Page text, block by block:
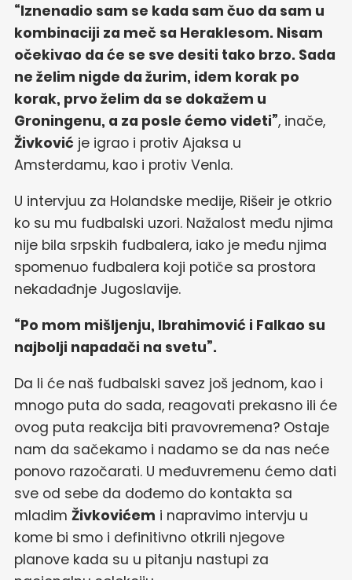
“Iznenadio sam se kada sam čuo da sam u
kombinaciji za meč sa Heraklesom. Nisam
očekivao da će se sve desiti tako brzo. Sada
ne želim nigde da žurim, idem korak po
korak, prvo želim da se dokažem u
Groningenu, a za posle ćemo videti”, inače,
Živković je igrao i protiv Ajaksa u
Amsterdamu, kao i protiv Venla.
U intervjuu za Holandske medije, Rišeir je otkrio
ko su mu fudbalski uzori. Nažalost među njima
nije bila srpskih fudbalera, iako je među njima
spomenuo fudbalera koji potiče sa prostora
nekadađnje Jugoslavije.
“Po mom mišljenju, Ibrahimović i Falkao su
najbolji napadači na svetu”.
Da li će naš fudbalski savez još jednom, kao i
mnogo puta do sada, reagovati prekasno ili će
ovog puta reakcija biti pravovremena? Ostaje
nam da sačekamo i nadamo se da nas neće
ponovo razočarati. U međuvremenu ćemo dati
sve od sebe da dođemo do kontakta sa
mladim Živkovićem i napravimo intervju u
kome bi smo i definitivno otkrili njegove
planove kada su u pitanju nastupi za